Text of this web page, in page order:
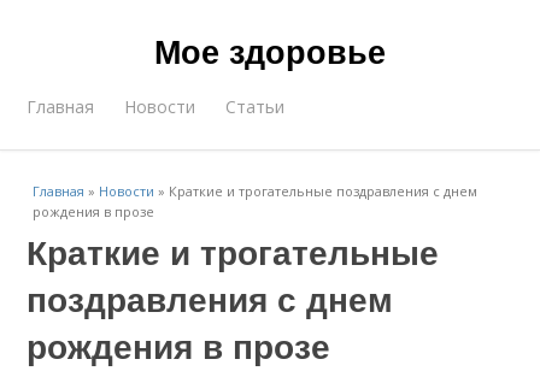
Мое здоровье
Главная Новости Статьи
Главная » Новости » Краткие и трогательные поздравления с днем
рождения в прозе
Краткие и трогательные
поздравления с днем
рождения в прозе